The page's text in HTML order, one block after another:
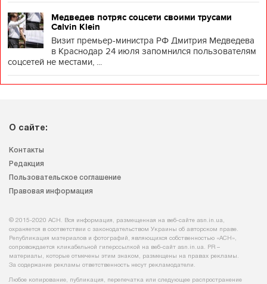
Медведев потряс соцсети своими трусами
Calvin Klein
Визит премьер-министра РФ Дмитрия Медведева
в Краснодар 24 июля запомнился пользователям
соцсетей не местами, ...
О сайте:
Контакты
Редакция
Пользовательское соглашение
Правовая информация
© 2015-2020 АСН. Вся информация, размещенная на веб-сайте asn.in.ua,
охраняется в соответствии с законодательством Украины об авторском праве.
Републикация материалов и фотографий, являющихся собственностью «АСН»,
сопровождается кликабельной гиперссылкой на веб-сайт asn.іn.ua. PR –
материалы, которые отмечены этим знаком, размещены на правах рекламы.
За содержание рекламы ответственность несут рекламодатели.
Любое копирование, публикация, перепечатка или следующее распространение